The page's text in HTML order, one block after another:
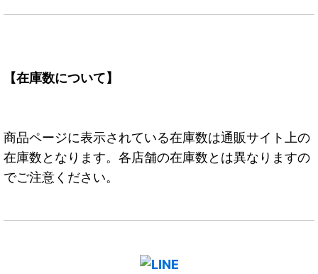
【在庫数について】
商品ページに表示されている在庫数は通販サイト上の
在庫数となります。各店舗の在庫数とは異なりますの
でご注意ください。